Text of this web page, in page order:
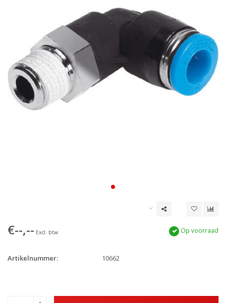
€--,-- Excl. btw Op voorraad
Artikelnummer: 10662